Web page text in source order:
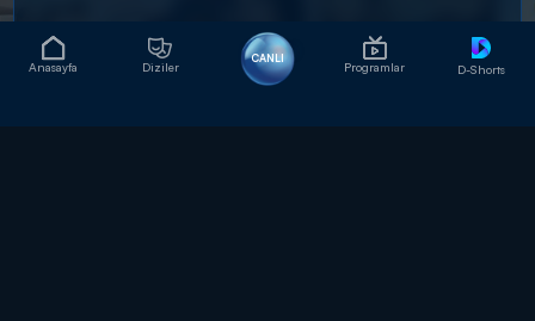
Anasayfa Diziler
CANLI
Programlar D-Shorts